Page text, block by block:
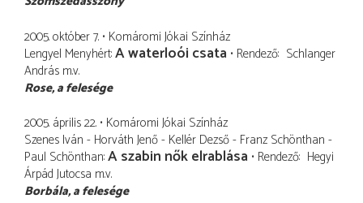
2005. október 7. Komáromi Jókai Színház
Lengyel Menyhért A waterloói csata Rendező Schlanger
András m.v.
Rose a felesége
2005. április 22. Komáromi Jókai Színház
Szenes Iván - Horváth Jenő - Kellér Dezső - Franz Schönthan -
Paul Schönthan A szabin nők elrablása Rendező Hegyi
Árpád Jutocsa m.v.
Borbála a felesége